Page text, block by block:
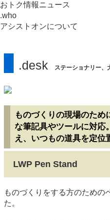
.desk ステーショナリー、
ものづくりの現場のため
な筆記具やツールに対応
え、いつもの道具を定位
LWP Pen Stand
ものづくりをする方のための
た。
おトク情報ニュース
.who
アシストオンについて